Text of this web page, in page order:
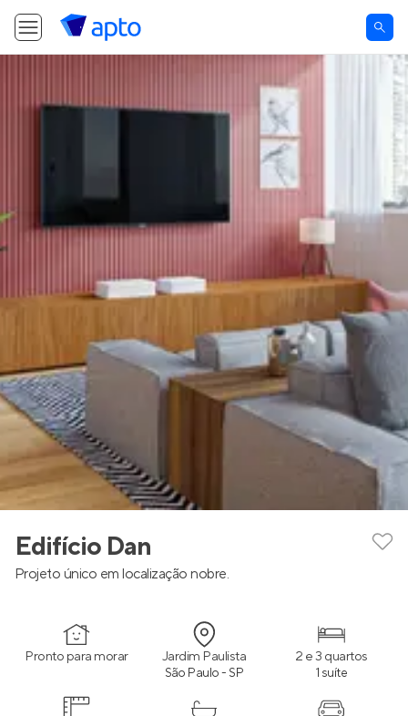
Edifício Dan
Projeto único em localização nobre.
Pronto para morar Jardim Paulista
São Paulo - SP
2 e 3 quartos
1 suíte